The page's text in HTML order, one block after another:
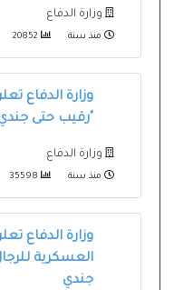
وزارة الدفاع
منذ سنة
وزارة الدفاع
"رقيب حتى
وزارة الدفاع
منذ سنة
وزارة الدفاع
العسكرية
جندي